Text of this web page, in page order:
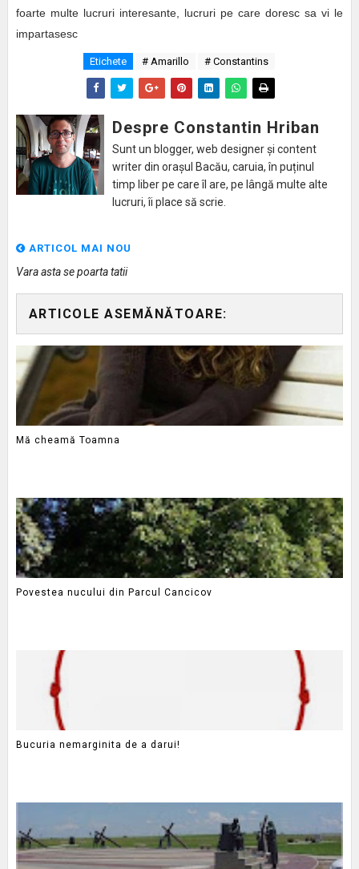
foarte multe lucruri interesante, lucruri pe care doresc sa vi le
impartasesc
Etichete # Amarillo # Constantins
Despre Constantin Hriban
Sunt un blogger, web designer și content
writer din orașul Bacău, caruia, în puținul
timp liber pe care îl are, pe lângă multe alte
lucruri, îi place să scrie.
ARTICOL MAI NOU
Vara asta se poarta tatii
ARTICOLE ASEMĂNĂTOARE:
Mă cheamă Toamna
Povestea nucului din Parcul Cancicov
Bucuria nemarginita de a darui!